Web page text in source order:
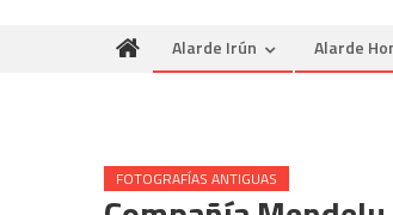
Alarde Irún Alarde
FOTOGRAFÍAS ANTIGUAS